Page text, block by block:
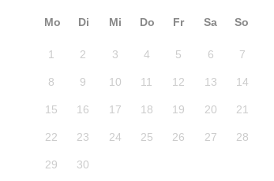
Mo Di Mi Do Fr Sa So
1 2 3 4 5 6 7
8 9 10 11 12 13 14
15 16 17 18 19 20 21
22 23 24 25 26 27 28
29 30